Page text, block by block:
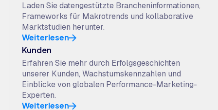
Laden Sie datengestützte Brancheninformationen,
Frameworks für Makrotrends und kollaborative
Marktstudien herunter.
Weiterlesen
Kunden
Erfahren Sie mehr durch Erfolgsgeschichten
unserer Kunden, Wachstumskennzahlen und
Einblicke von globalen Performance-Marketing-
Experten.
Weiterlesen